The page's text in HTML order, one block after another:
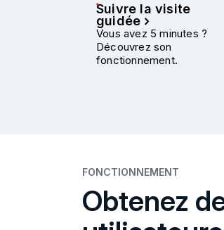
Suivre la visite
guidée
Vous avez 5 minutes ?
Découvrez son
fonctionnement.
FONCTIONNEMENT
Obtenez